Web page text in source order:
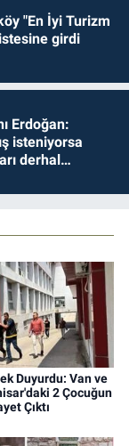
"En İyi Turizm
girdi
Erdoğan:
isteniyorsa
derhal
Duyurdu: Van ve
2 Çocuğun
Çıktı